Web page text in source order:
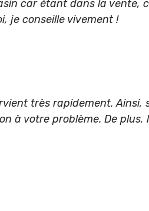
car étant dans la vente,
je conseille vivement !
très rapidement. Ainsi,
à votre problème. De